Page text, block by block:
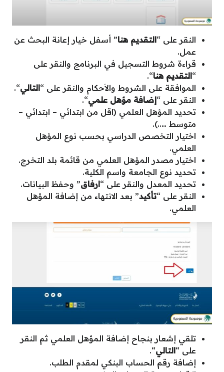
النقر على “التقديم هنا” أسفل خيار إعانة البحث عن
عمل.
قراءة شروط التسجيل في البرنامج والنقر على
“التقديم هنا“.
الموافقة على الشروط والأحكام والنقر على “التالي“.
النقر على “إضافة مؤهل علمي“.
تحديد المؤهل العلمي (اقل من ابتدائي – ابتدائي –
متوسط …..).
اختيار التخصص الدراسي بحسب نوع المؤهل
العلمي.
اختيار مصدر المؤهل العلمي من قائمة بلد التخرج.
تحديد نوع الجامعة واسم الكلية.
تحديد المعدل والنقر على “ارفاق” وحفظ البيانات.
النقر على “تأكيد” بعد الانتهاء من إضافة المؤهل
العلمي.
تلقي إشعار بنجاح إضافة المؤهل العلمي ثم النقر
على “التالي“.
إضافة رقم الحساب البنكي لمقدم الطلب.